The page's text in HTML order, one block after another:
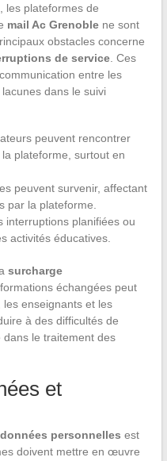
les plateformes de
mail Ac Grenoblene sont
obstacles concerne
de service. Ces
entre les
dans le suivi
peuvent rencontrer
plateforme, surtout en
peuvent survenir, affectant
par la plateforme.
interruptions planifiées ou
activités éducatives.
surcharge
échangées peut
enseignants et les
à des difficultés de
dans le traitement des
et
personnelles est
doivent mettre en œuvre